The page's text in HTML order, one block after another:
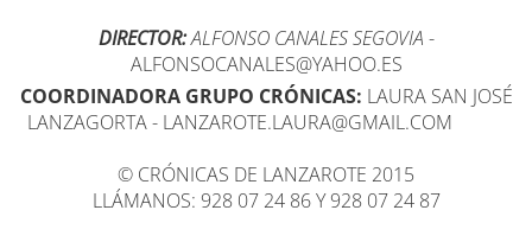
DIRECTOR:ALFONSO CANALES SEGOVIA -
ALFONSOCANALES@YAHOO.ES
COORDINADORA GRUPO CRÓNICAS: LAURA SAN JOSÉ
LANZAGORTA - LANZAROTE.LAURA@GMAIL.COM
© CRÓNICAS DE LANZAROTE 2015
LLÁMANOS: 928 07 24 86 Y 928 07 24 87